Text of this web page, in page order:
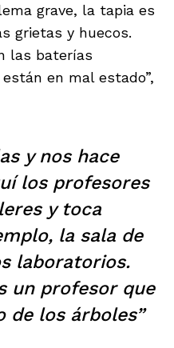
grave, la tapia es
grietas y huecos.
las baterías
en mal estado”,
y nos hace
los profesores
y toca
la sala de
laboratorios.
un profesor que
de los árboles”